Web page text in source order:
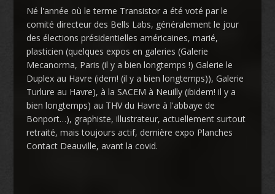
Né l'année où le terme Transistor a été voté par le
comité directeur des Bells Labs, généralement le jour
des élections présidentielles américaines, marié,
plasticien (quelques expos en galeries (Galerie
Mecanorma, Paris (il y a bien longtemps !) Galerie le
Duplex au Havre (idem! (il y a bien longtemps)), Galerie
Turlure au Havre), à la SACEM à Neuilly (ibidem! il y a
bien longtemps) au THV du Havre à l'abbaye de
Bonport…), graphiste, illustrateur, actuellement surtout
retraité, mais toujours actif, dernière expo Planches
Contact Deauville, avant la covid.